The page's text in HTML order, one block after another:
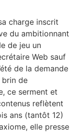
charge inscrit
du ambitionnant
de jeu un
Web sauf
de la demande
de
ce serment et
reflètent
ans (tantôt 12)
elle presse